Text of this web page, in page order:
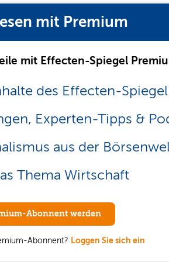
mit Premium
mit Effecten-Spiegel
des Effecten-Spiegel
Experten-Tipps &
aus der
Thema Wirtschaft
Abonnent werden
Abonnent? Loggen Sie sich ein